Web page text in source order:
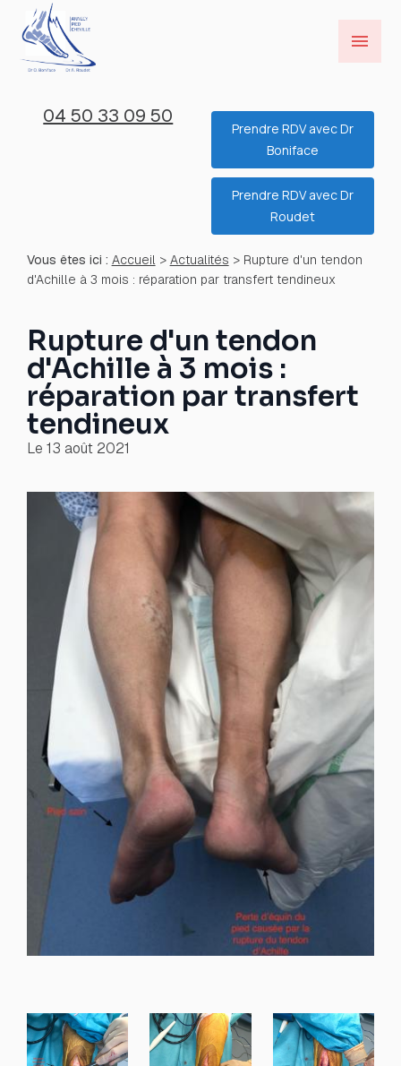
menu
04 50 33 09 50
Prendre RDV avec Dr
Boniface
Prendre RDV avec Dr
Roudet
Vous êtes ici : Accueil > Actualités > Rupture d'un tendon
d'Achille à 3 mois : réparation par transfert tendineux
Rupture d'un tendon
d'Achille à 3 mois :
réparation par transfert
tendineux
Le 13 août 2021
Panneau de gestion des cookies